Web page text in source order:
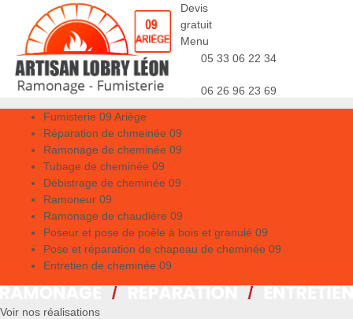
Devis
gratuit
Menu
05 33 06 22 34
06 26 96 23 69
Fumisterie 09 Ariège
Réparation de chmeinée 09
Ramonage de cheminée 09
Tubage de cheminée 09
Débistrage de cheminée 09
Ramoneur 09
Ramonage de chaudière 09
Poseur et pose de poêle à bois et granulé 09
Pose et réparation de chapeau de cheminée 09
Entretien de cheminée 09
Voir nos réalisations